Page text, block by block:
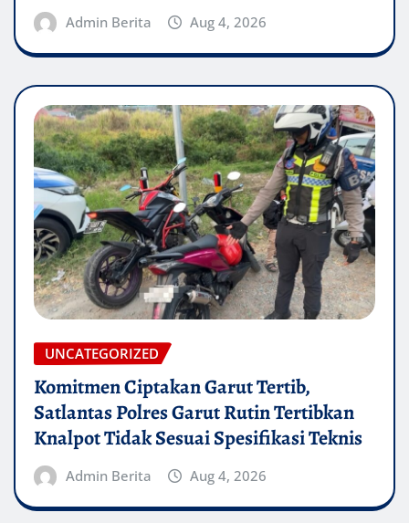
Admin Berita Aug 4, 2026
UNCATEGORIZED
Komitmen Ciptakan Garut Tertib,
Satlantas Polres Garut Rutin Tertibkan
Knalpot Tidak Sesuai Spesifikasi Teknis
Admin Berita Aug 4, 2026